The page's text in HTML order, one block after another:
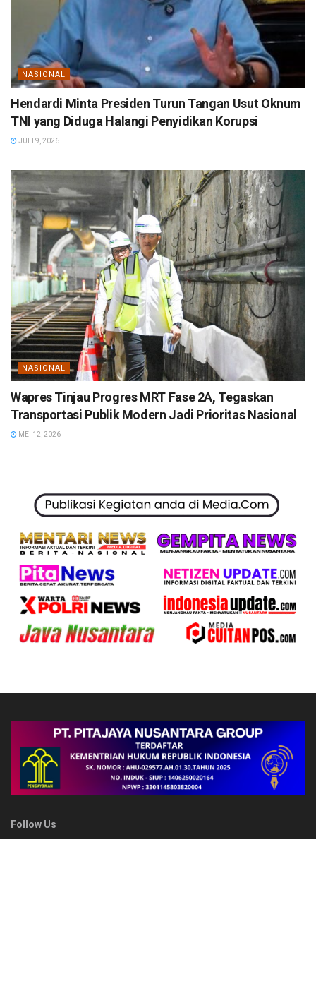
NASIONAL
Hendardi Minta Presiden Turun Tangan Usut Oknum
TNI yang Diduga Halangi Penyidikan Korupsi
JULI 9, 2026
NASIONAL
Wapres Tinjau Progres MRT Fase 2A, Tegaskan
Transportasi Publik Modern Jadi Prioritas Nasional
MEI 12, 2026
Follow Us